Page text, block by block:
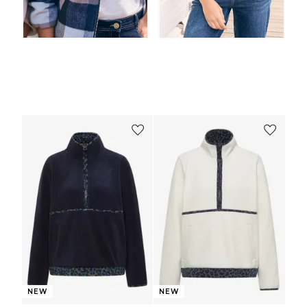
NEW NEW